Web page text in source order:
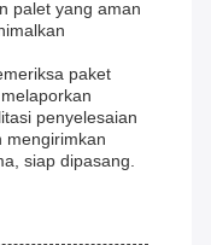
palet yang aman
paket
penyelesaian
mengirimkan
siap dipasang.